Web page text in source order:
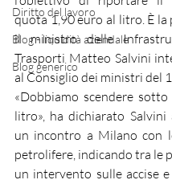
Diritto del lavoro
Blog - liquidità aziendale
Blog generico
quota 1,90 euro al litro. È la
il ministro delle
Trasporti Matteo Salvini
al Consiglio dei ministri del
«Dobbiamo scendere
litro», ha dichiarato Salvini
un incontro a Milano con
petrolifere, indicando tra le
un intervento sulle accise